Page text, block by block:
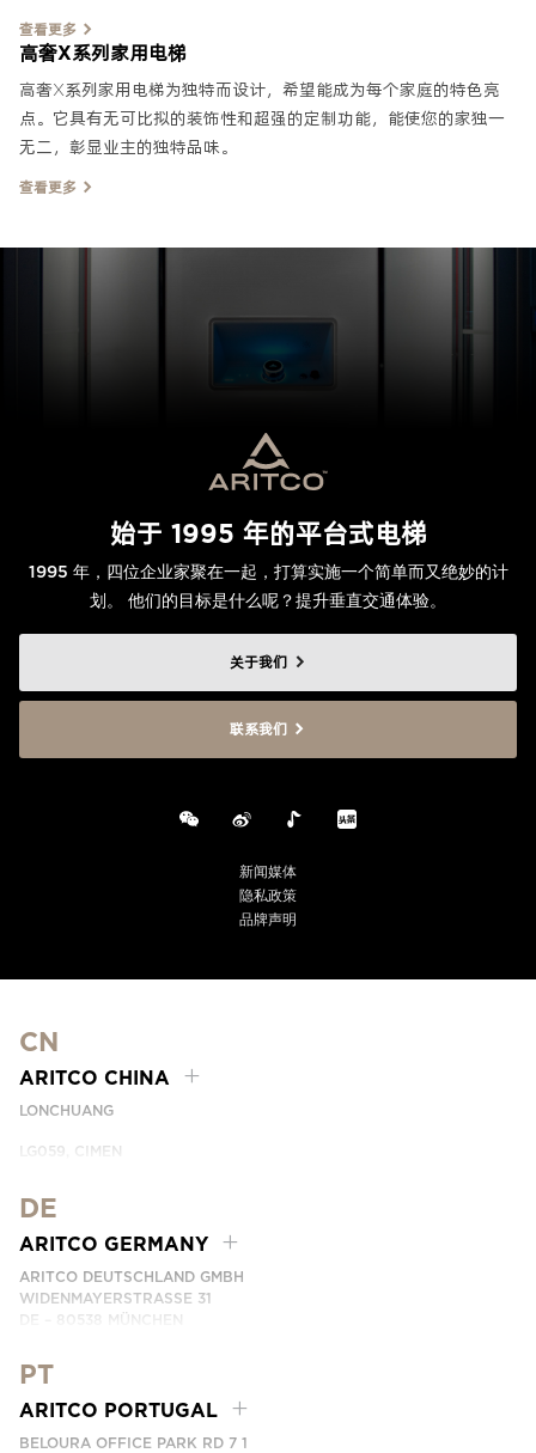
查看更多
高奢X系列家用电梯
高奢X系列家用电梯为独特而设计，希望能成为每个家庭的特色亮
点。它具有无可比拟的装饰性和超强的定制功能，能使您的家独一
无二，彰显业主的独特品味。
查看更多
始于 1995 年的平台式电梯
1995 年，四位企业家聚在一起，打算实施一个简单而又绝妙的计
划。 他们的目标是什么呢？提升垂直交通体验。
关于我们
联系我们
新闻媒体
隐私政策
品牌声明
CN
ARITCO CHINA
LONCHUANG
LG059, CIMEN
SHANGHAI, CHINA
PHONE:+86 400 6233 121
EMAIL:INFO.CHINA@ARITCO.COM
DE
ARITCO GERMANY
ARITCO DEUTSCHLAND GMBH
WIDENMAYERSTRASSE 31
DE – 80538 MÜNCHEN
PHONE:
EMAIL:INFO.GERMANY@ARITCO.COM
PT
ARITCO PORTUGAL
BELOURA OFFICE PARK RD 7 1